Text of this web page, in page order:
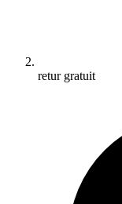
retur gratuit